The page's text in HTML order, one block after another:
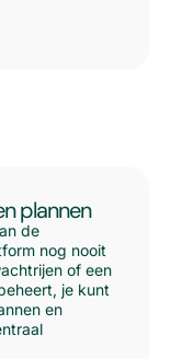
plannen
de
nog nooit
of een
je kunt
en